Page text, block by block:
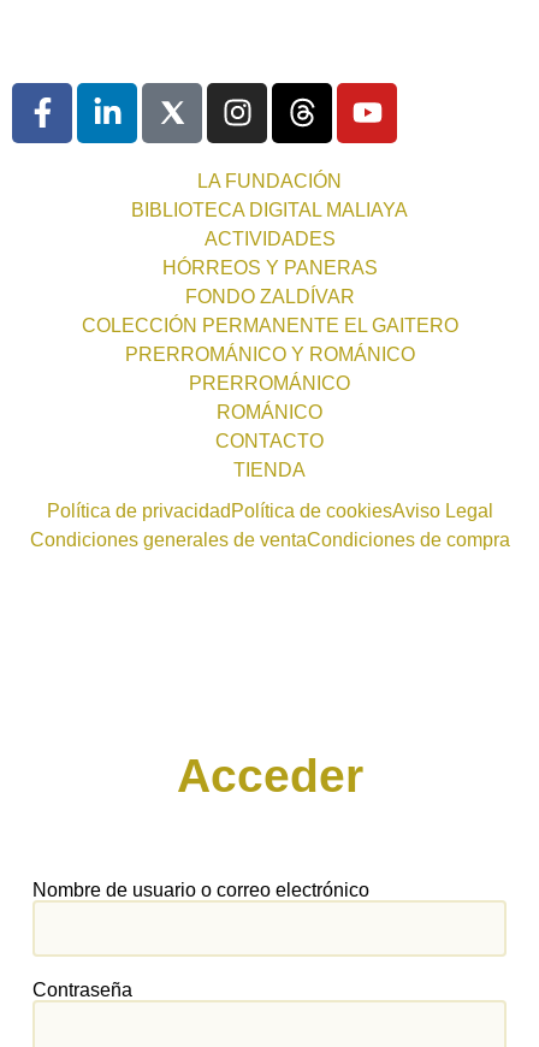
LA FUNDACIÓN
BIBLIOTECA DIGITAL MALIAYA
ACTIVIDADES
HÓRREOS Y PANERAS
FONDO ZALDÍVAR
COLECCIÓN PERMANENTE EL GAITERO
PRERROMÁNICO Y ROMÁNICO
PRERROMÁNICO
ROMÁNICO
CONTACTO
TIENDA
Política de privacidad Política de cookiesAviso Legal
Condiciones generales de ventaCondiciones de compra
Acceder
Nombre de usuario o correo electrónico
Contraseña